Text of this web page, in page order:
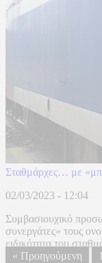
Σταθμάρχες… με
02/03/2023 - 12:04
Συμβασιουχικό
συνεργάτες» τους
ειδικότητα του
« Προηγούμενη